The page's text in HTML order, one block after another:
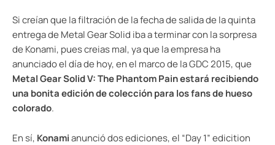
Si creían que la filtración de la fecha de salida de la quinta
entrega de Metal Gear Solid iba a terminar con la sorpresa
de Konami, pues creias mal, ya que la empresa ha
anunciado el día de hoy, en el marco de la GDC 2015, que
Metal Gear Solid V: The Phantom Pain estará recibiendo
una bonita edición de colección para los fans de hueso
colorado.
En sí, Konamianunció dos ediciones, el “Day 1” edicition